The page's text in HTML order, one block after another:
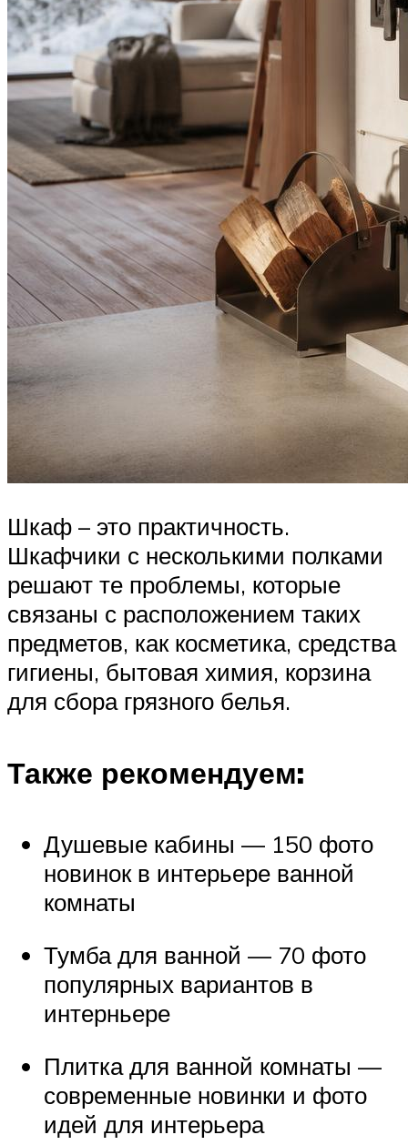
Шкаф – это практичность.
Шкафчики с несколькими полками
решают те проблемы, которые
связаны с расположением таких
предметов, как косметика, средства
гигиены, бытовая химия, корзина
для сбора грязного белья.
Также рекомендуем:
Душевые кабины — 150 фото
новинок в интерьере ванной
комнаты
Тумба для ванной — 70 фото
популярных вариантов в
интерньере
Плитка для ванной комнаты —
современные новинки и фото
идей для интерьера